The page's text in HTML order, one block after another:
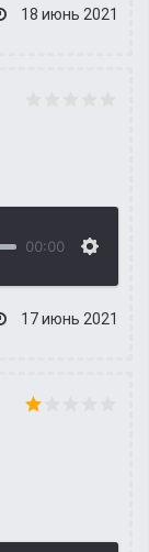
18 июнь 2021
00:00
17 июнь 2021